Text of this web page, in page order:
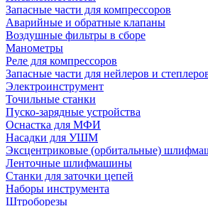
Запасные части для компрессоров
Аварийные и обратные клапаны
Воздушные фильтры в сборе
Манометры
Реле для компрессоров
Запасные части для нейлеров и
Электроинструмент
Точильные станки
Пуско-зарядные устройства
Оснастка для МФИ
Насадки для УШМ
Эксцентриковые (орбитальные)
Ленточные шлифмашины
Станки для заточки цепей
Наборы инструмента
Штроборезы